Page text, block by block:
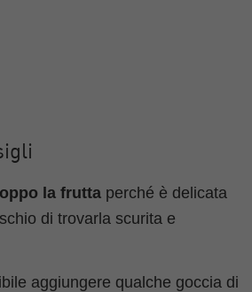
la frutta perché è delicata
di trovarla scurita e
aggiungere qualche goccia di